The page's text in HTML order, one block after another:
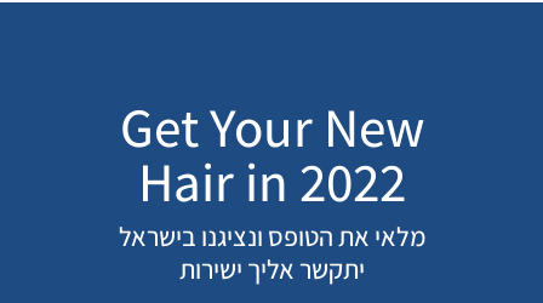
Get Your New
Hair in 2022
מלאי את הטופס ונציגנו בישראל
יתקשר אליך ישירות